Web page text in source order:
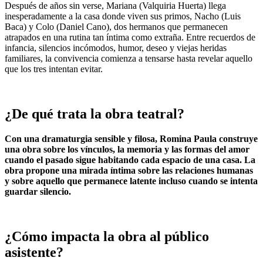
Después de años sin verse, Mariana (Valquiria Huerta) llega
inesperadamente a la casa donde viven sus primos, Nacho (Luis
Baca) y Colo (Daniel Cano), dos hermanos que permanecen
atrapados en una rutina tan íntima como extraña. Entre recuerdos de
infancia, silencios incómodos, humor, deseo y viejas heridas
familiares, la convivencia comienza a tensarse hasta revelar aquello
que los tres intentan evitar.
¿De qué trata la obra teatral?
Con una dramaturgia sensible y filosa, Romina Paula construye
una obra sobre los vínculos, la memoria y las formas del amor
cuando el pasado sigue habitando cada espacio de una casa. La
obra propone una mirada íntima sobre las relaciones humanas
y sobre aquello que permanece latente incluso cuando se intenta
guardar silencio.
¿Cómo impacta la obra al público
asistente?